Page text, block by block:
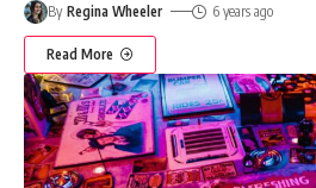
By Regina Wheeler 6 years ago
Read More